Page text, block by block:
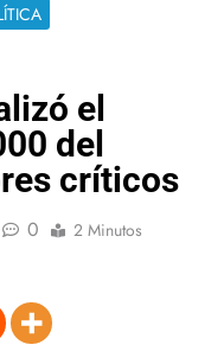
el
del
críticos
0 2 Minutos